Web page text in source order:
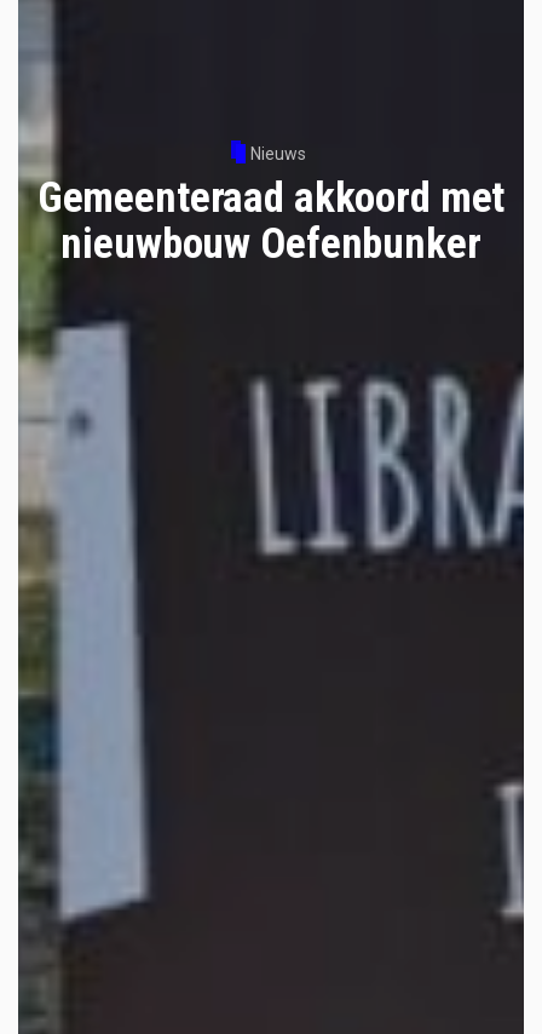
Nieuws
Gemeenteraad akkoord met
nieuwbouw Oefenbunker